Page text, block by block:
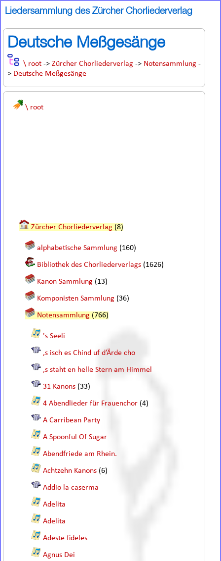
Liedersammlung des Zürcher Chorliederverlag
Deutsche Meßgesänge
\ root ->Zürcher Chorliederverlag -> Notensammlung -
> Deutsche Meßgesänge
\ root
Zürcher Chorliederverlag (8)
alphabetische Sammlung (160)
Bibliothek des Chorliederverlags (1626)
Kanon Sammlung (13)
Komponisten Sammlung (36)
Notensammlung (766)
's Seeli
,s isch es Chind uf d’Ärde cho
,s staht en helle Stern am Himmel
31 Kanons (33)
4 Abendlieder für Frauenchor (4)
A Carribean Party
A Spoonful Of Sugar
Abendfriede am Rhein.
Achtzehn Kanons (6)
Addio la caserma
Adelita
Adelita
Adeste fideles
Agnus Dei